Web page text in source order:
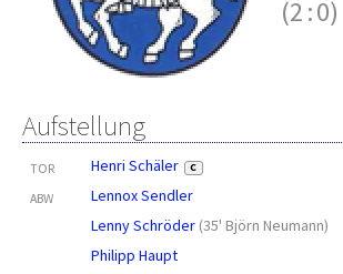
(2:0)
Aufstellung
TOR Henri Schäler C
ABW
Lennox Sendler
Lenny Schröder (35' Björn Neumann)
Philipp Haupt